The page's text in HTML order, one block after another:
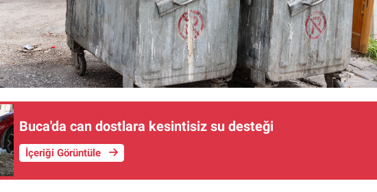
Buca'da can dostlara kesintisiz su desteği
İçeriği Görüntüle